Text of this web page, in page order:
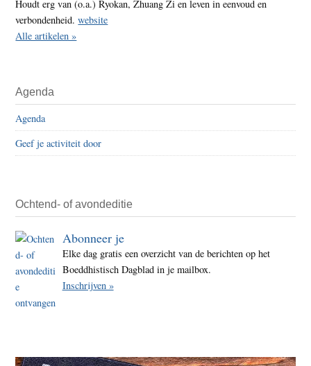
Houdt erg van (o.a.) Ryokan, Zhuang Zi en leven in eenvoud en
verbondenheid.website
Alle artikelen »
Agenda
Agenda
Geef je activiteit door
Ochtend- of avondeditie
Abonneer je
Elke dag gratis een overzicht van de berichten op het
Boeddhistisch Dagblad in je mailbox.
Inschrijven »